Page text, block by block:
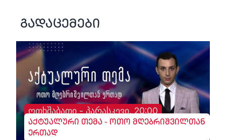
გადაცემები
ოთხშაბათი - პარასკევი, 20:00
აქტუალური თემა - ოთო მღებრიშვილთან
ერთად